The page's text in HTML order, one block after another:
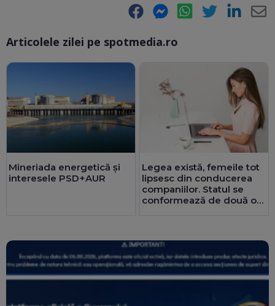
Facebook Messenger WhatsApp Twitter LinkedIn
Articolele zilei pe spotmedia.ro
Mineriada energetică și
interesele PSD+AUR
Legea există, femeile tot
lipsesc din conducerea
companiilor. Statul se
conformează de două ori